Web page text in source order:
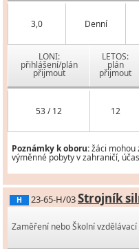
3,0 Denní
LONI:
přihlášení/plán
přijmout
LETOS:
plán
přijmout
53 / 12 12
Poznámky k oboru:žáci mohou
výměnné pobyty v zahraničí,
H 23-65-H/03Strojník
Zaměření nebo Školní vzdělávací